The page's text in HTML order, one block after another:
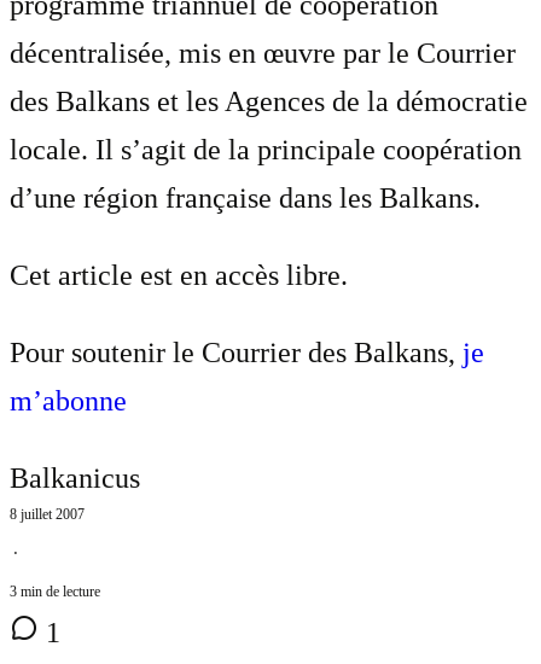
décentralisée, mis en œuvre par le Courrier
des Balkans et les Agences de la démocratie
locale. Il s’agit de la principale coopération
d’une région française dans les Balkans.
Cet article est en accès libre.
Pour soutenir le Courrier des Balkans, je
m’abonne
Balkanicus
8 juillet 2007
⋅
3 min de lecture
1